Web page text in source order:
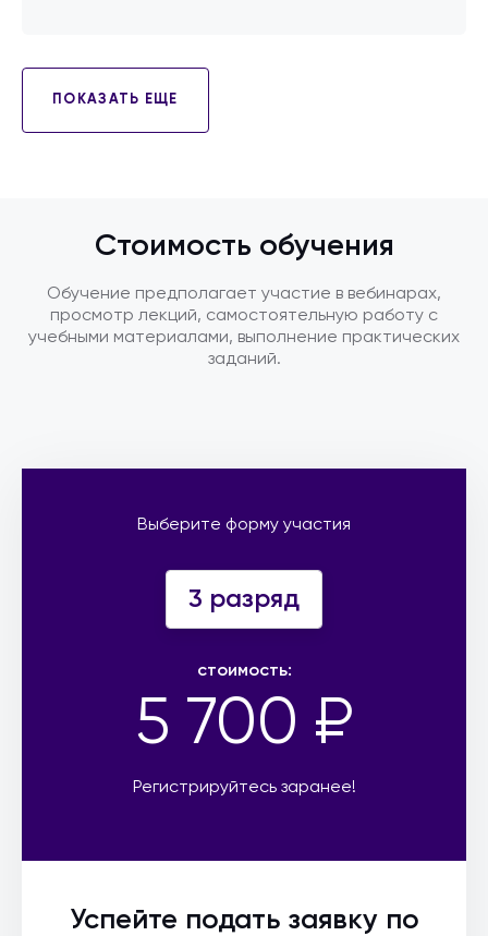
ПОКАЗАТЬ ЕЩЕ
Стоимость обучения
Обучение предполагает участие в вебинарах,
просмотр лекций, самостоятельную работу с
учебными материалами, выполнение практических
заданий.
Выберите форму участия
3 разряд
стоимость:
5 700 ₽
Регистрируйтесь заранее!
Успейте подать заявку по